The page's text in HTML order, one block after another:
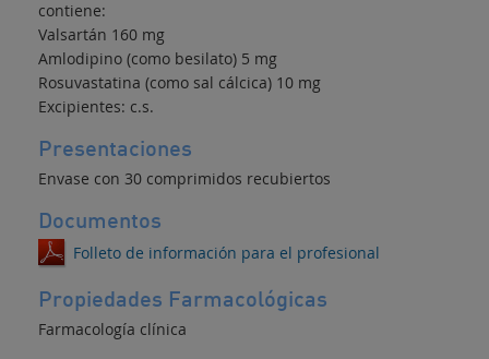
contiene:
Valsartán 160 mg
Amlodipino (como besilato) 5 mg
Rosuvastatina (como sal cálcica) 10 mg
Excipientes: c.s.
Presentaciones
Envase con 30 comprimidos recubiertos
Documentos
Folleto de información para el profesional
Propiedades Farmacológicas
Farmacología clínica